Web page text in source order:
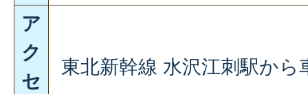
ア
ク
セ
東北新幹線 水沢江刺駅から